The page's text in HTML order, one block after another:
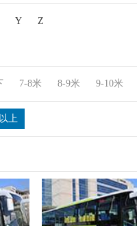
Y Z
7-8米 8-9米 9-10米
上